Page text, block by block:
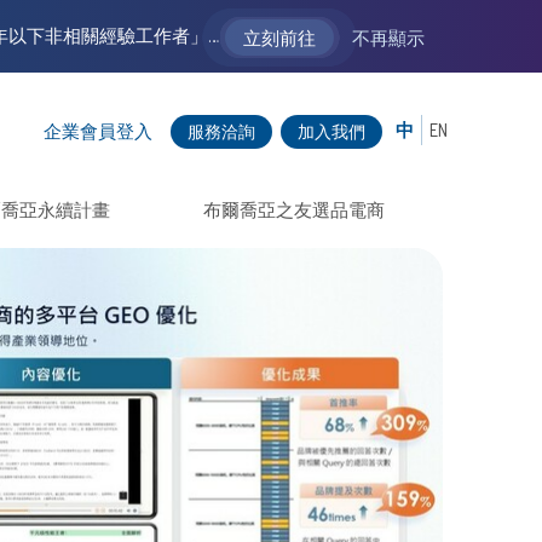
企業會員登入 服務洽詢 加入我們
亞永續計畫 布爾喬亞之友選品電商
中 EN
【VM 布爾喬亞招募中】新聲代發展計劃 2.0 ── AI PR 人才加速養成計劃（歡迎「應屆畢業生」、「一年以下相關 / 三年以下非相關經驗工作者」申請加入） 立刻前往 不再顯示